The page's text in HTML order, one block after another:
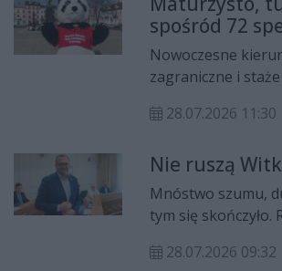
artyści przenoszą
miejskiej obraz
aniołem na tle
realizację
Radecki i Paweł
Mazowieckiego
spośród 72
Akademia
na Ciebie
Nowoczesne
zagraniczne i
Nauk Stosowanych
kierunkach.
28.07.2026 11:30
Nie ruszą
Mnóstwo szumu,
tym się skończyło.
Radomia
28.07.2026